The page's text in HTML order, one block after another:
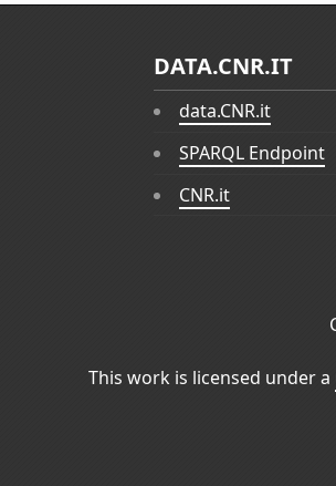
DATA.CNR.IT
data.CNR.it
SPARQL Endpoint
CNR.it
This work is licensed under a